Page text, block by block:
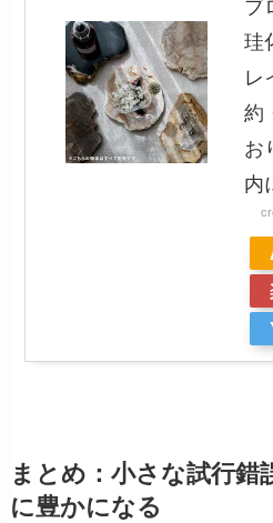
ブ
珪
レ
約
お
内
まとめ：小さな試行錯
に豊かになる